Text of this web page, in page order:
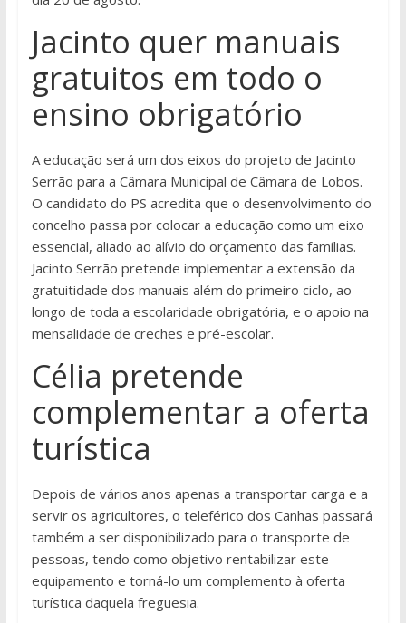
Jacinto quer manuais
gratuitos em todo o
ensino obrigatório
A educação será um dos eixos do projeto de Jacinto
Serrão para a Câmara Municipal de Câmara de Lobos.
O candidato do PS acredita que o desenvolvimento do
concelho passa por colocar a educação como um eixo
essencial, aliado ao alívio do orçamento das famílias.
Jacinto Serrão pretende implementar a extensão da
gratuitidade dos manuais além do primeiro ciclo, ao
longo de toda a escolaridade obrigatória, e o apoio na
mensalidade de creches e pré-escolar.
Célia pretende
complementar a oferta
turística
Depois de vários anos apenas a transportar carga e a
servir os agricultores, o teleférico dos Canhas passará
também a ser disponibilizado para o transporte de
pessoas, tendo como objetivo rentabilizar este
equipamento e torná-lo um complemento à oferta
turística daquela freguesia.